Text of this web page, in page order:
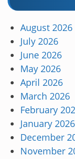
August 2026
July 2026
June 2026
May 2026
April 2026
March 2026
February
January 2026
December
November